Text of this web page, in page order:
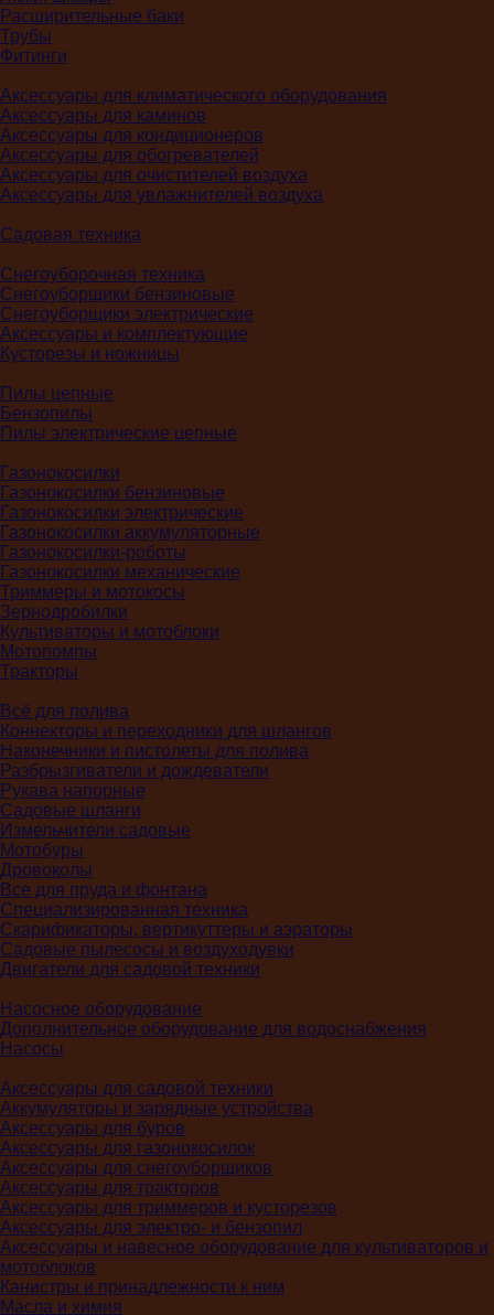
Расширительные баки
Трубы
Фитинги
Аксессуары для климатического оборудования
Аксессуары для каминов
Аксессуары для кондиционеров
Аксессуары для обогревателей
Аксессуары для очистителей воздуха
Аксессуары для увлажнителей воздуха
Садовая техника
Снегоуборочная техника
Снегоуборщики бензиновые
Снегоуборщики электрические
Аксессуары и комплектующие
Кусторезы и ножницы
Пилы цепные
Бензопилы
Пилы электрические цепные
Газонокосилки
Газонокосилки бензиновые
Газонокосилки электрические
Газонокосилки аккумуляторные
Газонокосилки-роботы
Газонокосилки механические
Триммеры и мотокосы
Зернодробилки
Культиваторы и мотоблоки
Мотопомпы
Тракторы
Всё для полива
Коннекторы и переходники для шлангов
Наконечники и пистолеты для полива
Разбрызгиватели и дождеватели
Рукава напорные
Садовые шланги
Измельчители садовые
Мотобуры
Дровоколы
Все для пруда и фонтана
Специализированная техника
Скарификаторы, вертикуттеры и аэраторы
Садовые пылесосы и воздуходувки
Двигатели для садовой техники
Насосное оборудование
Дополнительное оборудование для водоснабжения
Насосы
Аксессуары для садовой техники
Аккумуляторы и зарядные устройства
Аксессуары для буров
Аксессуары для газонокосилок
Аксессуары для снегоуборщиков
Аксессуары для тракторов
Аксессуары для триммеров и кусторезов
Аксессуары для электро- и бензопил
Аксессуары и навесное оборудование для культиваторов и
мотоблоков
Канистры и принадлежности к ним
Масла и химия